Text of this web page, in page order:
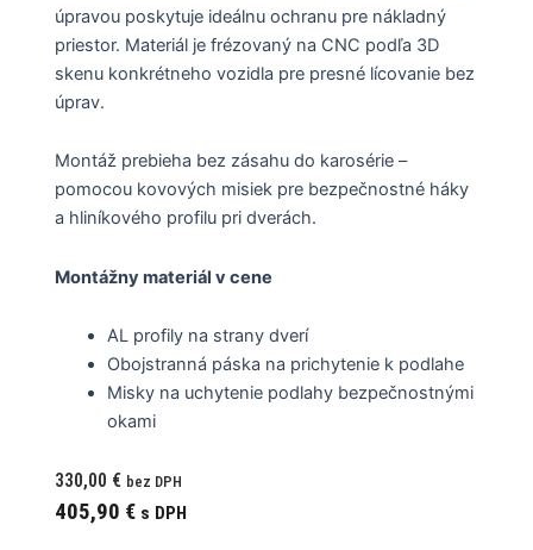
úpravou poskytuje ideálnu ochranu pre nákladný
priestor. Materiál je frézovaný na CNC podľa 3D
skenu konkrétneho vozidla pre presné lícovanie bez
úprav.
Montáž prebieha bez zásahu do karosérie –
pomocou kovových misiek pre bezpečnostné háky
a hliníkového profilu pri dverách.
Montážny materiál v cene
AL profily na strany dverí
Obojstranná páska na prichytenie k podlahe
Misky na uchytenie podlahy bezpečnostnými
okami
330,00 € bez DPH
405,90 € s DPH